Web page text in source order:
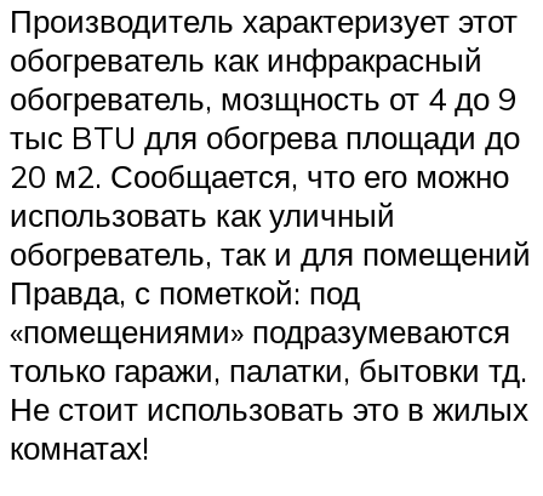
Производитель характеризует этот
обогреватель как инфракрасный
обогреватель, мозщность от 4 до 9
тыс BTU для обогрева площади до
20 м2. Сообщается, что его можно
использовать как уличный
обогреватель, так и для помещений
Правда, с пометкой: под
«помещениями» подразумеваются
только гаражи, палатки, бытовки тд.
Не стоит использовать это в жилых
комнатах!